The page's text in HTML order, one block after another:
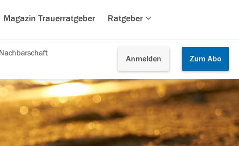
Magazin Trauerratgeber Ratgeber
Anmelden Zum Abo
Nachbarschaft